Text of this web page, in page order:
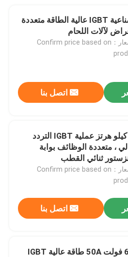
الصناعية IGBT عالية الطاقة متعددة
لآلات اللحام
الأسعار：Confirm price based on
اتصل بنا
60 كيلو هرتز عملية IGBT التردد
، متعددة الوظائف بوابة
ثنائي القطب
الأسعار：Confirm price based on
اتصل بنا
650 فولت 50A طاقة عالية IGBT